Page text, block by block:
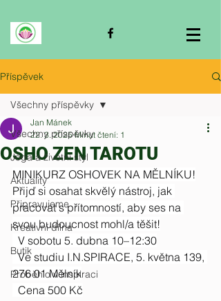
Příspěvek
Všechny příspěvky
Jóga a životní styl
Aktuality
Připravujeme
Kreativní dílna
Butik
Proběhlo v inspiraci
Všechny příspěvky
OSHO ZEN TAROTU
Jan Mánek
22. 3. 2025 Minut čtení: 1
MINIKURZ OSHOVEK NA MĚLNÍKU!
Přijď si osahat skvělý nástroj, jak
pracovat s přítomností, aby ses na
svou budoucnost mohl/a těšit!
V sobotu 5. dubna 10–12:30
Ve studiu I.N.SPIRACE, 5. května 139,
276 01 Mělník
Cena 500 Kč